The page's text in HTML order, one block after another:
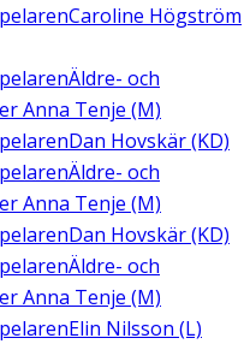
Caroline Högström
Äldre- och
Anna Tenje (M)
Dan Hovskär (KD)
Äldre- och
Anna Tenje (M)
Dan Hovskär (KD)
Äldre- och
Anna Tenje (M)
Elin Nilsson (L)